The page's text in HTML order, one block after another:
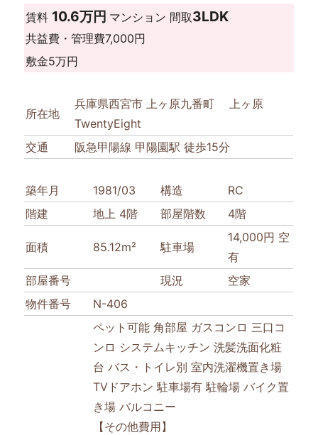
賃料 10.6万円 マンション 間取3LDK
共益費・管理費7,000円
敷金5万円
所在地
兵庫県西宮市 上ヶ原九番町 上ヶ原
TwentyEight
交通
阪急甲陽線 甲陽園駅 徒歩15分
築年月 1981/03 構造
RC
階建
地上 4階 部屋階数 4階
面積 85.12m² 駐車場
14,000円 空
有
部屋番号
現況
空家
物件番号
N-406
ペット可能 角部屋 ガスコンロ 三口コ
ンロ システムキッチン 洗髪洗面化粧
台 バス・トイレ別 室内洗濯機置き場
TVドアホン 駐車場有 駐輪場 バイク置
き場 バルコニー
【その他費用】